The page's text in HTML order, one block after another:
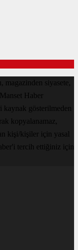
magazinden siyasete,
Haber
kaynak gösterilmeden
kopyalanamaz,
kişi/kişiler için yasal
tercih ettiğiniz için